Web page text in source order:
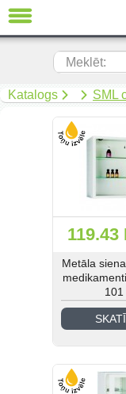
Meklēt:
Katalogs SML
119.43
Metāla
101
AIZVĒRT
EN
(299)
Mīkstās mēbeles